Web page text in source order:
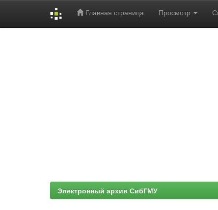
Главная страница Просмотр
Электронный архив СибГМУ